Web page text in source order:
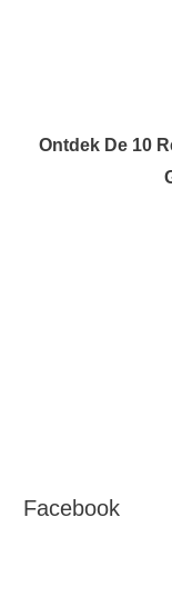
Ontdek De 10
Facebook